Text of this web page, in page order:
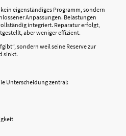
eigenständiges Programm, sondern
Anpassungen. Belastungen
integriert. Reparatur erfolgt,
aber weniger effizient.
sondern weil seine Reserve zur
sinkt.
Unterscheidung zentral: